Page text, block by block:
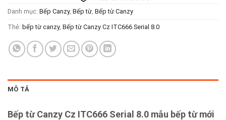
Danh mục: Bếp Canzy, Bếp từ Bếp từ Canzy
Thẻ: bếp từ canzy, Bếp từ Canzy Cz ITC666 Serial 8.0
MÔ TẢ
Bếp từ Canzy Cz ITC666 Serial 8.0 mẫu bếp từ mới